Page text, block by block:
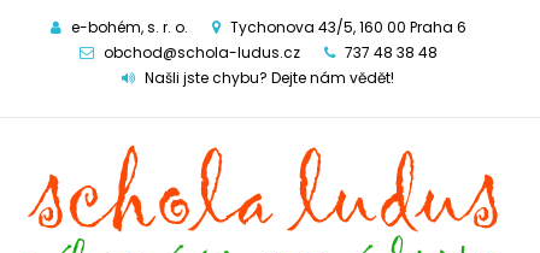
e-bohém, s. r. o.
Tychonova 43/5, 160 00 Praha 6
obchod@schola-ludus.cz
737 48 38 48
Našli jste chybu? Dejte nám vědět!